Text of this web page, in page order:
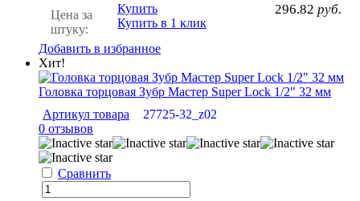
Цена за
штуку:
296.82 руб.
Купить
Купить в 1 клик
Добавить в избранное
Хит!
Головка торцовая Зубр Мастер Super Lock 1/2" 32 мм
Артикул товара
27725-32_z02
0 отзывов
Сравнить